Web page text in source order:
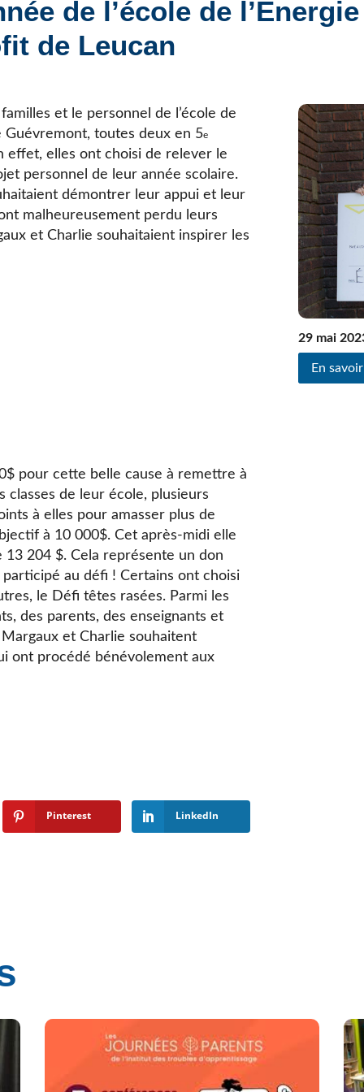
Plaintes et protecteur de l’élève
Services complémentaires
Coffre à outils
École ouverte
Enseignement à la maison
Intégration linguistique, scolaire et sociale
Parents trucs pédagos et technos
Programme de formation de l’école québécoise
Élèves internationaux
Programmes offerts
de l’école de
de Leucan
et le personnel de l’école de
Guévremont, toutes deux en 5e
effet, elles ont choisi de relever le
personnel de leur année scolaire.
démontrer leur appui et leur
malheureusement perdu leurs
et Charlie souhaitaient inspirer les
pour cette belle cause à remettre à
classes de leur école, plusieurs
à elles pour amasser plus de
à 10 000$. Cet après-midi elle
204 $. Cela représente un don
au défi ! Certains ont choisi
le Défi têtes rasées. Parmi les
des parents, des enseignants et
et Charlie souhaitent
ont procédé bénévolement aux
Pinterest LinkedIn
29 mai
En